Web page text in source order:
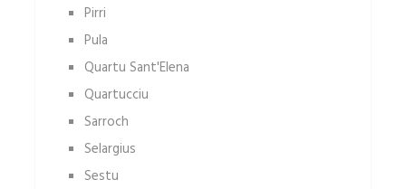
Pirri
Pula
Quartu Sant'Elena
Quartucciu
Sarroch
Selargius
Sestu